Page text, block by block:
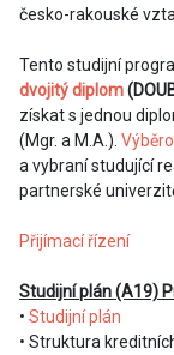
česko-rakouské
Tento studijní
dvojitý diplom
získat s jednou
(Mgr. a M.A.).
a vybraní studující
partnerské
Přijímací řízení
Studijní plán (A19)
• Studijní plán
• Struktura